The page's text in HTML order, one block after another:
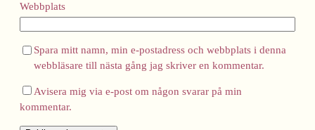
Webbplats
Spara mitt namn, min e-postadress och webbplats i denna
webbläsare till nästa gång jag skriver en kommentar.
Avisera mig via e-post om någon svarar på min
kommentar.